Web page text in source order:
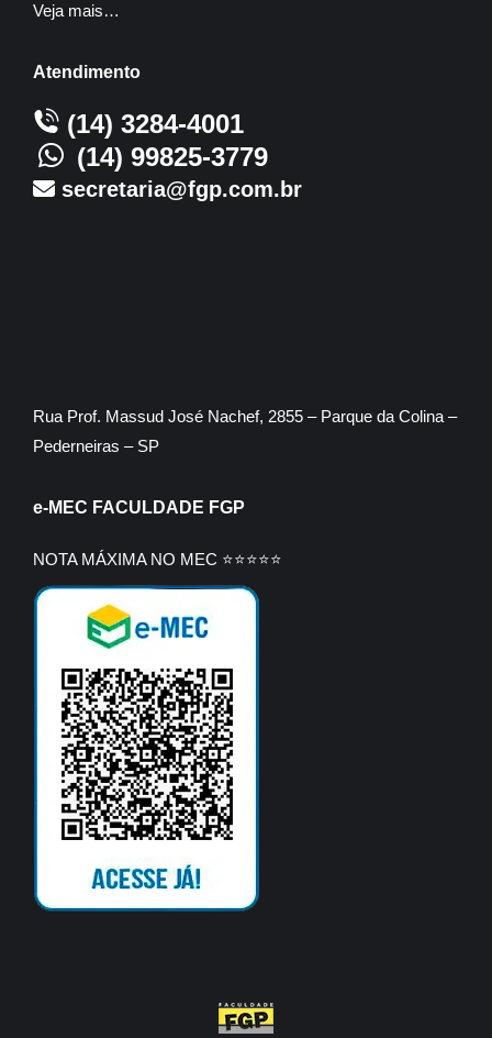
Veja mais…
Atendimento
(14) 3284-4001
(14) 99825-3779
secretaria@fgp.com.br
Rua Prof. Massud José Nachef, 2855 – Parque da Colina –
Pederneiras – SP
e-MEC FACULDADE FGP
NOTA MÁXIMA NO MEC ⭐⭐⭐⭐⭐